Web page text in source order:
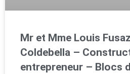
Mr et Mme Louis
Coldebella –
entrepreneur – Blocs